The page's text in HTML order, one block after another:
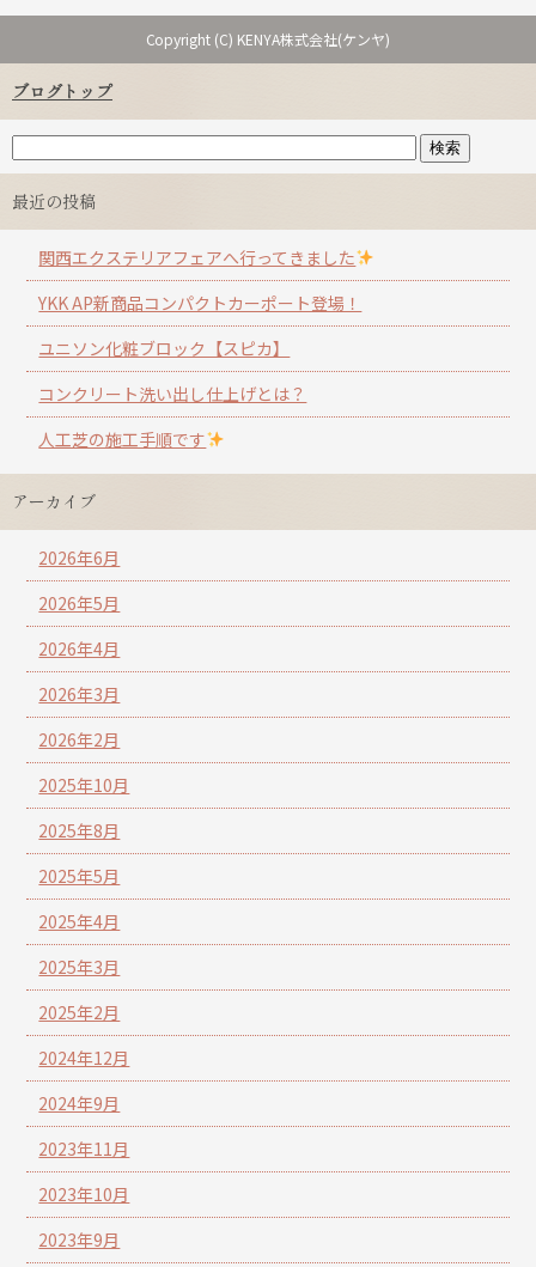
Copyright (C) KENYA株式会社(ケンヤ)
ブログトップ
最近の投稿
関西エクステリアフェアへ行ってきました
YKK AP新商品コンパクトカーポート登場！
ユニソン化粧ブロック【スピカ】
コンクリート洗い出し仕上げとは？
人工芝の施工手順です
アーカイブ
2026年6月
2026年5月
2026年4月
2026年3月
2026年2月
2025年10月
2025年8月
2025年5月
2025年4月
2025年3月
2025年2月
2024年12月
2024年9月
2023年11月
2023年10月
2023年9月